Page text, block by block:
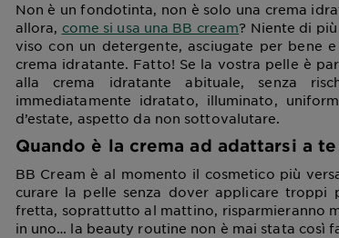
Non è un fondotinta, non è solo una crema
allora, come si usa una BB cream? Niente di
viso con un detergente, asciugate per bene
crema idratante. Fatto! Se la vostra pelle è
alla crema idratante abituale, senza
immediatamente idratato, illuminato,
d’estate, aspetto da non sottovalutare.
Quando è la crema ad adattarsi a te
BB Cream è al momento il cosmetico più
curare la pelle senza dover applicare
fretta, soprattutto al mattino, risparmieranno
in uno… la beauty routine non è mai stata così